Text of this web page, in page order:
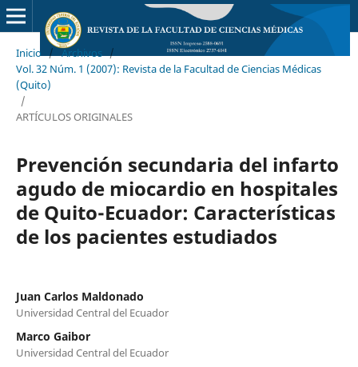
Inicio / Archivos /
Vol. 32 Núm. 1 (2007): Revista de la Facultad de Ciencias Médicas
(Quito)
/
ARTÍCULOS ORIGINALES
Prevención secundaria del infarto
agudo de miocardio en hospitales
de Quito-Ecuador: Características
de los pacientes estudiados
Juan Carlos Maldonado
Universidad Central del Ecuador
Marco Gaibor
Universidad Central del Ecuador